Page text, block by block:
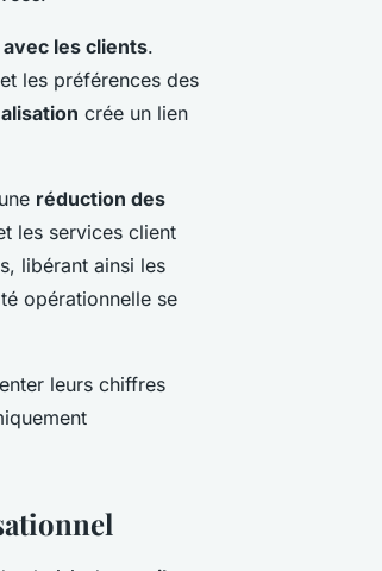
les clients.
les préférences des
crée un lien
réduction des
les services client
libérant ainsi les
opérationnelle se
leurs chiffres